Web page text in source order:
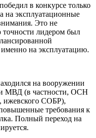
в конкурсе только
на эксплуатационные
Это не
точности лидером был
на эксплуатацию.
на вооружении
и МВД (в частности, ОСН
ижевского СОБР),
требования к
Полный переход на